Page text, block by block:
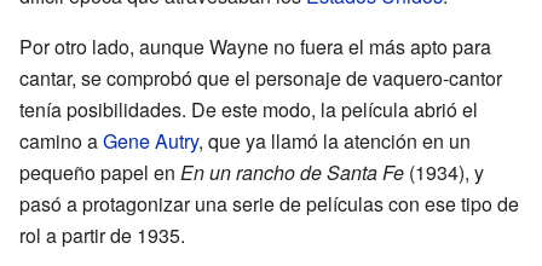
Por otro lado, aunque Wayne no fuera el más apto para
cantar, se comprobó que el personaje de vaquero-cantor
tenía posibilidades. De este modo, la película abrió el
camino aGene Autry, que ya llamó la atención en un
pequeño papel en En un rancho de Santa Fe (1934), y
pasó a protagonizar una serie de películas con ese tipo de
rol a partir de 1935.